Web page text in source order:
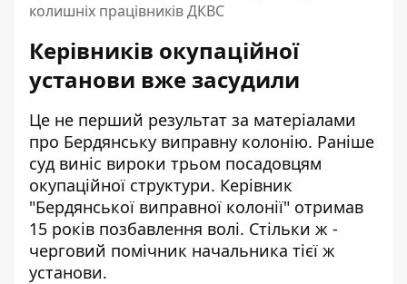
колишніх працівників ДКВС
Керівників окупаційної
установи вже засудили
Це не перший результат за матеріалами
про Бердянську виправну колонію. Раніше
суд виніс вироки трьом посадовцям
окупаційної структури. Керівник
"Бердянської виправної колонії" отримав
15 років позбавлення волі. Стільки ж -
черговий помічник начальника тієї ж
установи.